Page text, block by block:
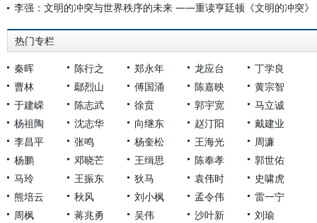
李强：文明的冲突与世界秩序的未来 ——重读亨廷顿《文明的冲突》
热门专栏
秦晖 陈行之 郑永年 龙应台
丁学良
曹林
鄢烈山 傅国涌 陈嘉映
黄宗智
于建嵘
陈志武 徐贲 郭宇宽
马立诚
杨祖陶
沈志华 向继东 赵汀阳
戴建业
李昌平
张鸣 杨奎松 王海光
周濂
杨鹏
邓晓芒 王缉思 陈奉孝
郭世佑
马玲
王振东 狄马 袁伟时
史啸虎
熊培云
秋风 刘小枫 孟令伟
雷一宁
周枫
蒋兆勇 吴伟 沙叶新 刘瑜